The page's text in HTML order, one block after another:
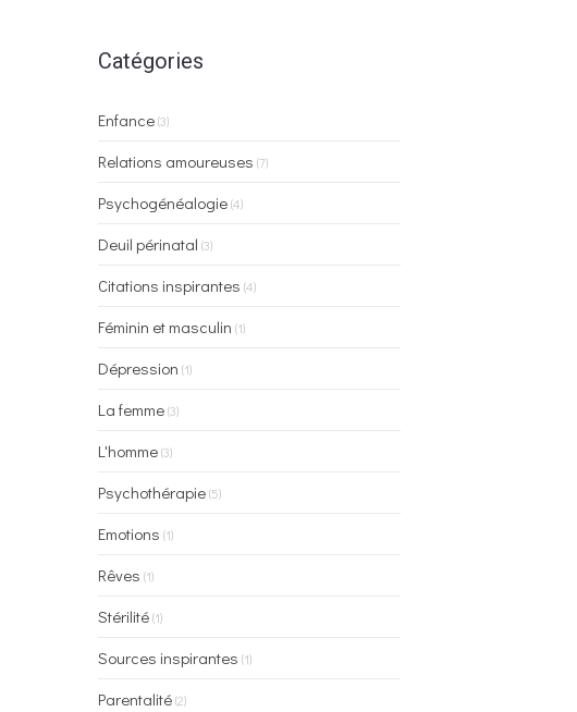
Catégories
Enfance(3)
Relations amoureuses (7)
Psychogénéalogie(4)
Deuil périnatal (3)
Citations inspirantes (4)
Féminin et masculin (1)
Dépression (1)
La femme(3)
L'homme(3)
Psychothérapie(5)
Emotions (1)
Rêves (1)
Stérilité(1)
Sources inspirantes (1)
Parentalité(2)